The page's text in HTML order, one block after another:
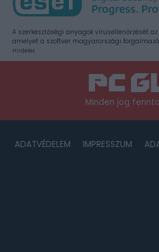
A szerkesztőségi anyagok vírusellenőrzését
amelyet a szoftver magyarországi
Hirdetés
Minden jog
ADATVÉDELEM IMPRESSZUM